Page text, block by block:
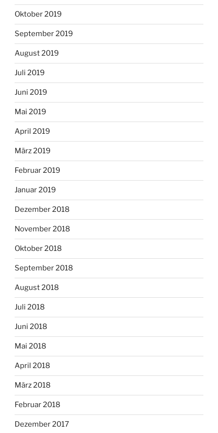
Oktober 2019
September 2019
August 2019
Juli 2019
Juni 2019
Mai 2019
April 2019
März 2019
Februar 2019
Januar 2019
Dezember 2018
November 2018
Oktober 2018
September 2018
August 2018
Juli 2018
Juni 2018
Mai 2018
April 2018
März 2018
Februar 2018
Dezember 2017